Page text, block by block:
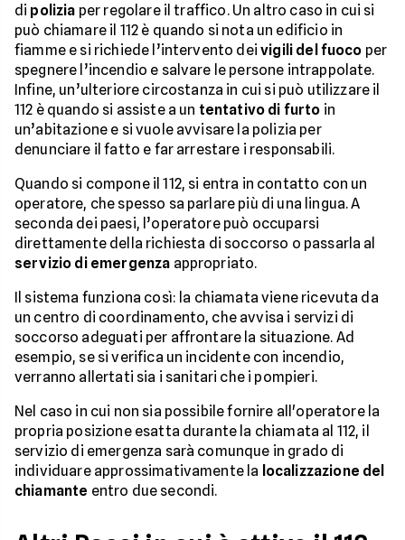
di polizia per regolare il traffico. Un altro caso in cui si
può chiamare il 112 è quando si nota un edificio in
fiamme e si richiede l’intervento deivigili del fuoco per
spegnere l’incendio e salvare le persone intrappolate.
Infine, un’ulteriore circostanza in cui si può utilizzare il
112 è quando si assiste a un tentativo di furto in
un’abitazione e si vuole avvisare la polizia per
denunciare il fatto e far arrestare i responsabili.
Quando si compone il 112, si entra in contatto con un
operatore, che spesso sa parlare più di una lingua. A
seconda dei paesi, l’operatore può occuparsi
direttamente della richiesta di soccorso o passarla al
servizio di emergenza appropriato.
Il sistema funziona così: la chiamata viene ricevuta da
un centro di coordinamento, che avvisa i servizi di
soccorso adeguati per affrontare la situazione. Ad
esempio, se si verifica un incidente con incendio,
verranno allertati sia i sanitari che i pompieri.
Nel caso in cui non sia possibile fornire all'operatore la
propria posizione esatta durante la chiamata al 112, il
servizio di emergenza sarà comunque in grado di
individuare approssimativamente la localizzazione del
chiamante entro due secondi.